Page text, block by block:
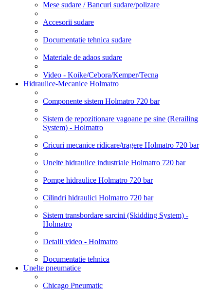
Mese sudare / Bancuri sudare/polizare
Accesorii sudare
Documentatie tehnica sudare
Materiale de adaos sudare
Video - Koike/Cebora/Kemper/Tecna
Hidraulice-Mecanice Holmatro
Componente sistem Holmatro 720 bar
Sistem de repozitionare vagoane pe sine (Rerailing
System) - Holmatro
Cricuri mecanice ridicare/tragere Holmatro 720 bar
Unelte hidraulice industriale Holmatro 720 bar
Pompe hidraulice Holmatro 720 bar
Cilindri hidraulici Holmatro 720 bar
Sistem transbordare sarcini (Skidding System) -
Holmatro
Detalii video - Holmatro
Documentatie tehnica
Unelte pneumatice
Chicago Pneumatic